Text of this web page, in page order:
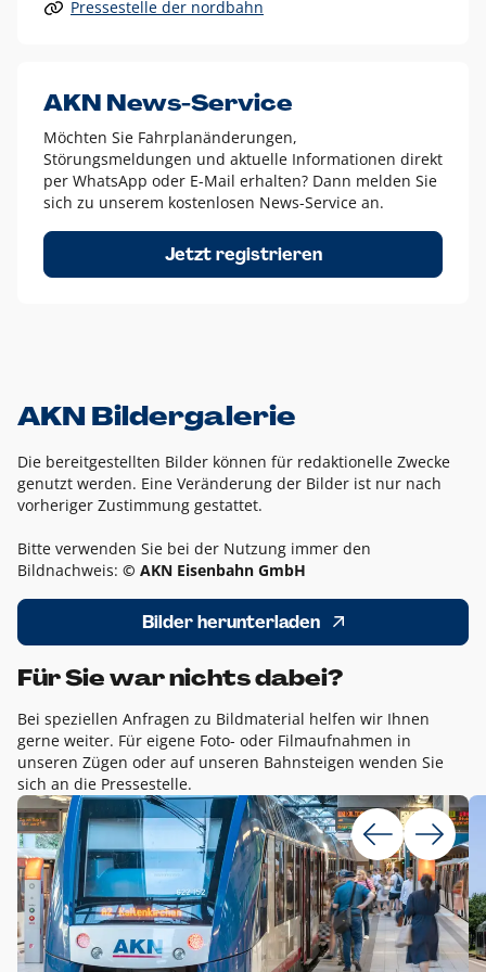
Alle anderen Logo-Varianten dürfen nur in Ausnahmefällen
Diese Ausnahmen sind zum Beispiel:
dem AKN Blau,
weißes Logo auf Fotohintergründen,
schwarzes Logo für reine Schwarz-Weiß-Umsetzungen
Um das Logo herum muss ein Schutzraum von jeweils einer
Höhe bzw. Breite des N aus AKN in alle Richtungen
Pressestelle der nordbahn
AKN News-Service
Möchten Sie Fahrplanänderungen,
Störungsmeldungen und aktuelle Informationen direkt
per WhatsApp oder E-Mail erhalten? Dann melden Sie
sich zu unserem kostenlosen News-Service an.
Jetzt registrieren
AKN Bildergalerie
Die bereitgestellten Bilder können für redaktionelle Zwecke
genutzt werden. Eine Veränderung der Bilder ist nur nach
vorheriger Zustimmung gestattet.
Bitte verwenden Sie bei der Nutzung immer den
Bildnachweis: © AKN Eisenbahn GmbH
Bilder herunterladen
Für Sie war nichts dabei?
Bei speziellen Anfragen zu Bildmaterial helfen wir Ihnen
gerne weiter. Für eigene Foto- oder Filmaufnahmen in
unseren Zügen oder auf unseren Bahnsteigen wenden Sie
sich an die Pressestelle.